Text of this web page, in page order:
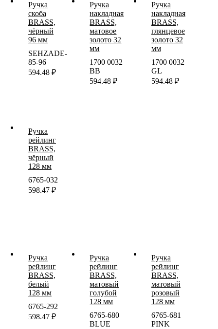
Ручка
скоба
BRASS,
чёрный
96 мм
SEHZADE-
85-96
594.48 ₽
Ручка
накладная
BRASS,
матовое
золото 32
мм
1700 0032
BB
594.48₽
Ручка
накладная
BRASS,
глянцевое
золото 32
мм
1700 0032
GL
594.48 ₽
Ручка
рейлинг
BRASS,
чёрный
128 мм
6765-032
598.47 ₽
Ручка
рейлинг
BRASS,
белый
128 мм
6765-292
598.47 ₽
Ручка
рейлинг
BRASS,
матовый
голубой
128 мм
6765-680
BLUE
Ручка
рейлинг
BRASS,
матовый
розовый
128 мм
6765-681
PINK